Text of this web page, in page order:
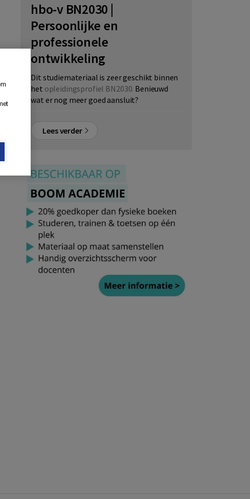
hbo-v BN2030 |
Persoonlijke en
professionele
ontwikkeling
Dit studiemateriaal is zeer geschikt binnen
het opleidingsprofiel BN2030. Benieuwd
wat er nog meer goed aansluit?
Lees verder